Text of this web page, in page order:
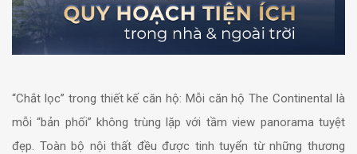
“Chắt lọc” trong thiết kế căn hộ: Mỗi căn hộ The Continental là
mỗi “bản phối” không trùng lặp với tầm view panorama tuyệt
đẹp. Toàn bộ nội thất đều được tinh tuyển từ những thương